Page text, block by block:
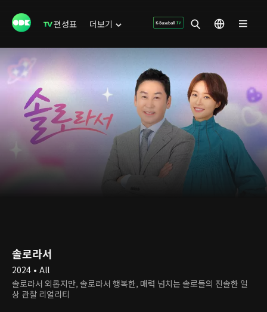
편성표 더보기
솔로라서
2024 • All
솔로라서 외롭지만, 솔로라서 행복한, 매력 넘치는 솔로들의 진솔한 일
상 관찰 리얼리티